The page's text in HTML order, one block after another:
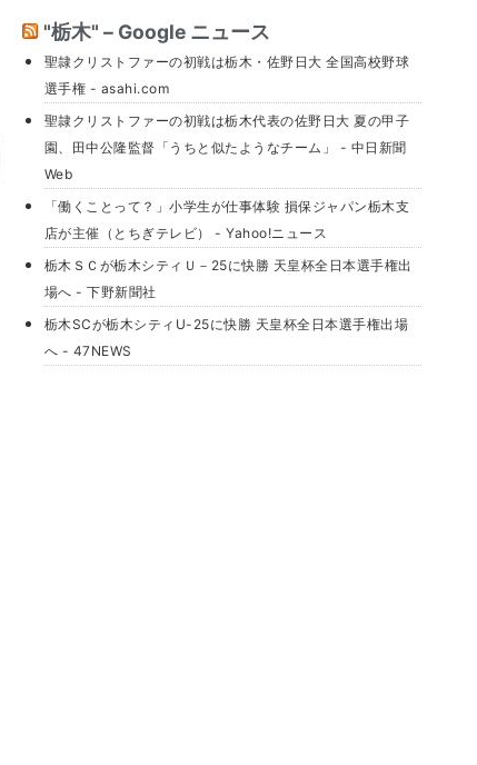
"栃木" – Google ニュース
聖隷クリストファーの初戦は栃木・佐野日大 全国高校野球
選手権 - asahi.com
聖隷クリストファーの初戦は栃木代表の佐野日大 夏の甲子
園、田中公隆監督「うちと似たようなチーム」 - 中日新聞
Web
「働くことって？」小学生が仕事体験 損保ジャパン栃木支
店が主催（とちぎテレビ） - Yahoo!ニュース
栃木ＳＣが栃木シティＵ－25に快勝 天皇杯全日本選手権出
場へ - 下野新聞社
栃木SCが栃木シティU-25に快勝 天皇杯全日本選手権出場
へ - 47NEWS